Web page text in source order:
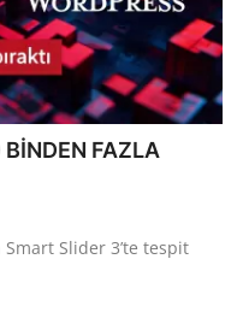
FAZLA
Slider 3’te tespit